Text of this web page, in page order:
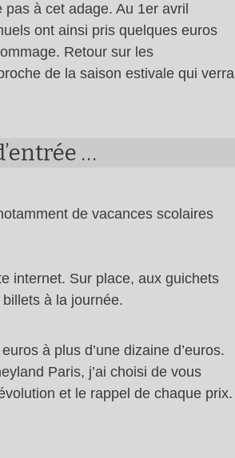
à cet adage. Au 1er avril
ont ainsi pris quelques euros
Retour sur les
de la saison estivale qui verra
…
de vacances scolaires
internet. Sur place, aux guichets
à la journée.
à plus d’une dizaine d’euros.
Paris, j’ai choisi de vous
et le rappel de chaque prix.